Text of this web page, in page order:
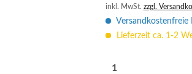
inkl. MwSt. zzgl.
Versandkostenfreie
Lieferzeit ca. 1-2